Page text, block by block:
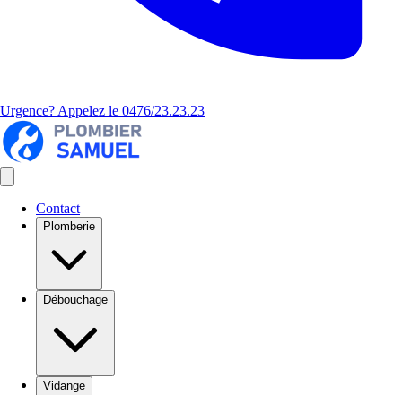
Urgence? Appelez le 0476/23.23.23
Contact
Plomberie
Débouchage
Vidange